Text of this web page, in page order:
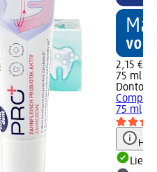
2,15 €
75 ml
75 ml